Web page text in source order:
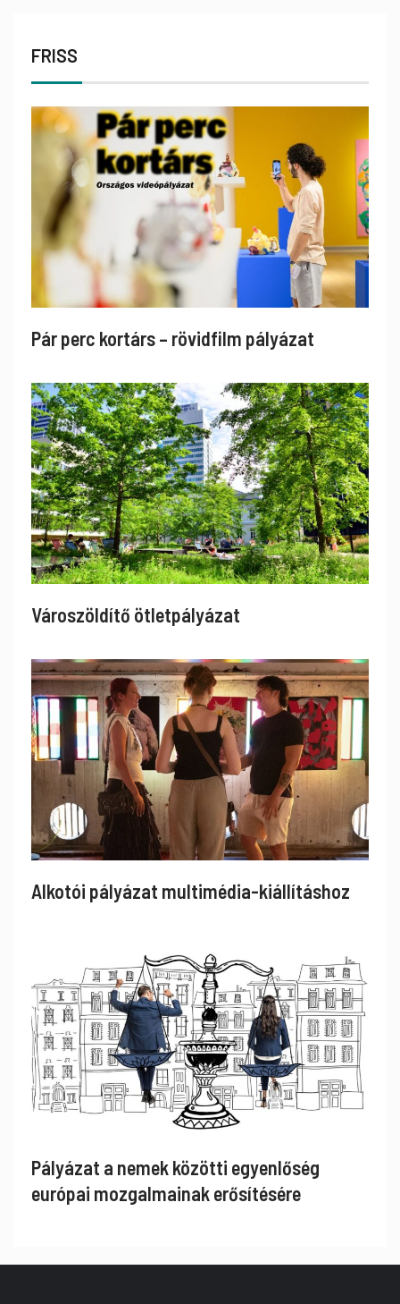
FRISS
Pár perc kortárs – rövidfilm pályázat
Városzöldítő ötletpályázat
Alkotói pályázat multimédia-kiállításhoz
Pályázat a nemek közötti egyenlőség
európai mozgalmainak erősítésére